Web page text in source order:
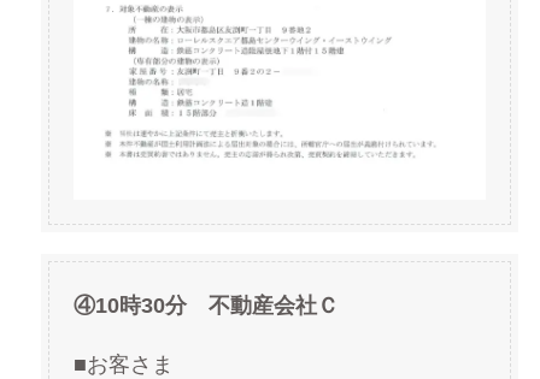
④10時30分 不動産会社Ｃ
■お客さま